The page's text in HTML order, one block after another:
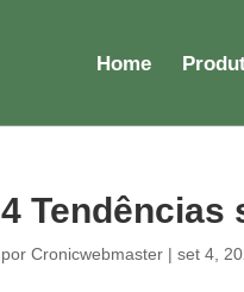
Home
4 Tendências
porCronicwebmaster |set 4,